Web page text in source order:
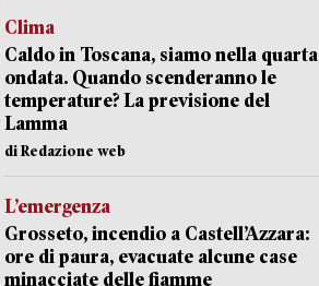
Clima
Caldo in Toscana, siamo nella quarta
ondata. Quando scenderanno le
temperature? La previsione del
Lamma
di Redazione web
L’emergenza
Grosseto, incendio a Castell’Azzara:
ore di paura, evacuate alcune case
minacciate delle fiamme